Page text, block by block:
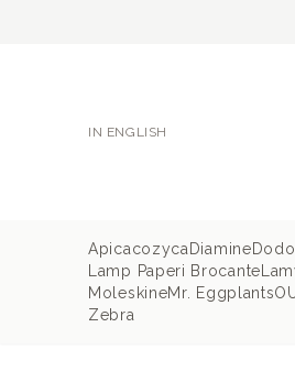
IN ENGLISH
Apicacozyca Diamine
Lamp Paperi Brocante
MoleskineMr. Eggplants
Zebra